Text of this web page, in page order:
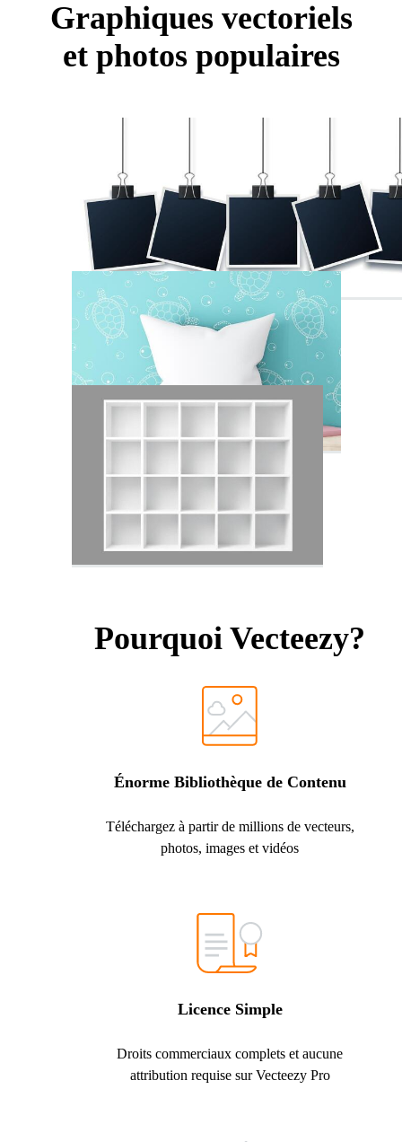
Graphiques vectoriels
et photos populaires
Pourquoi Vecteezy?
Énorme Bibliothèque de Contenu
Téléchargez à partir de millions de vecteurs,
photos, images et vidéos
Licence Simple
Droits commerciaux complets et aucune
attribution requise sur Vecteezy Pro